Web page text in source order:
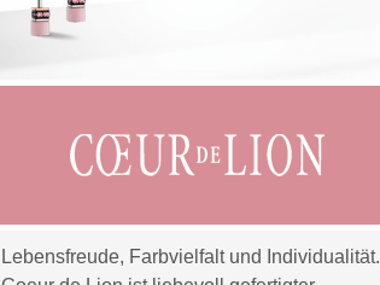
Lebensfreude, Farbvielfalt und Individualität.